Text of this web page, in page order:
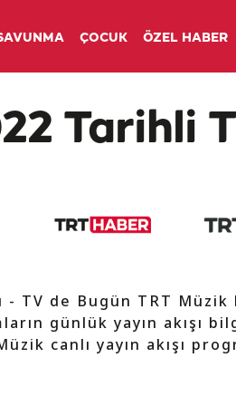
ÇOCUK ÖZEL HABER
Tarihli
- TV de Bugün TRT Müzik
günlük yayın akışı
canlı yayın akışı